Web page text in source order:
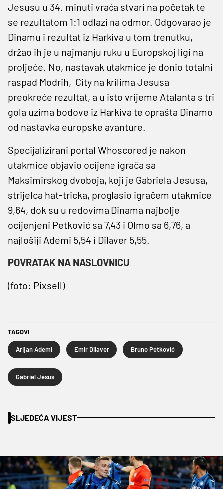
Jesusu u 34. minuti vraća stvari na početak te
se rezultatom 1:1 odlazi na odmor. Odgovarao je
Dinamu i rezultat iz Harkiva u tom trenutku,
držao ih je u najmanju ruku u Europskoj ligi na
proljeće. No, nastavak utakmice je donio totalni
raspad Modrih, City na krilima Jesusa
preokreće rezultat, a u isto vrijeme Atalanta s tri
gola uzima bodove iz Harkiva te oprašta Dinamo
od nastavka europske avanture.
Specijalizirani portal Whoscored je nakon
utakmice objavio ocijene igrača sa
Maksimirskog dvoboja, koji je Gabriela Jesusa,
strijelca hat-tricka, proglasio igračem utakmice
9,64, dok su u redovima Dinama najbolje
ocijenjeni Petković sa 7,43 i Olmo sa 6,76, a
najlošiji Ademi 5,54 i Dilaver 5,55.
POVRATAK NA NASLOVNICU
(foto: Pixsell)
TAGOVI
Arijan Ademi Emir Dilaver Bruno Petković
Gabriel Jesus
SLJEDEĆA VIJEST